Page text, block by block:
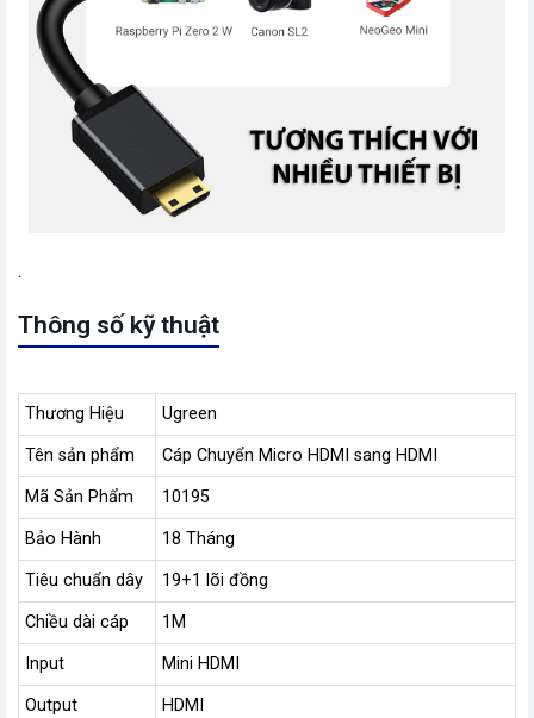
.
Thông số kỹ thuật
Thương Hiệu Ugreen
Tên sản phẩm Cáp Chuyển Micro HDMI sang HDMI
Mã Sản Phẩm 10195
Bảo Hành 18 Tháng
Tiêu chuẩn dây 19+1 lõi đồng
Chiều dài cáp 1M
Input Mini HDMI
Output HDMI